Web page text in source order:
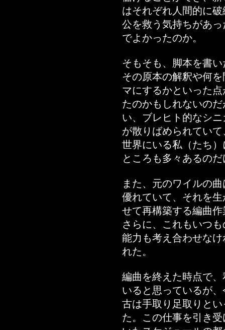
はそれぞれ人間的に
公を救う気持ちがあ
でよかったのか。
そもそも、脚本を書
その原本の解釈や何
マにするかといった
たのかもしれないの
い、ブレヒト的なシ
が散りばめられてい
世界にいる私（たち
ところも多々あるの
また、元のワイルの
優れていて、それを
せて再構築する編曲
さらに、これもいつ
能力も考え合わせな
れた。
編曲を終えた時点で
いると思っているが
古は手取り足取りと
た。この仕事を引き